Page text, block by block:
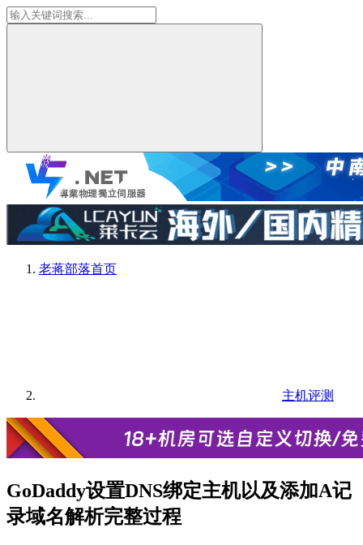
老蒋部落首页
主机评测
GoDaddy设置DNS绑定主机以及添加A记
录域名解析完整过程